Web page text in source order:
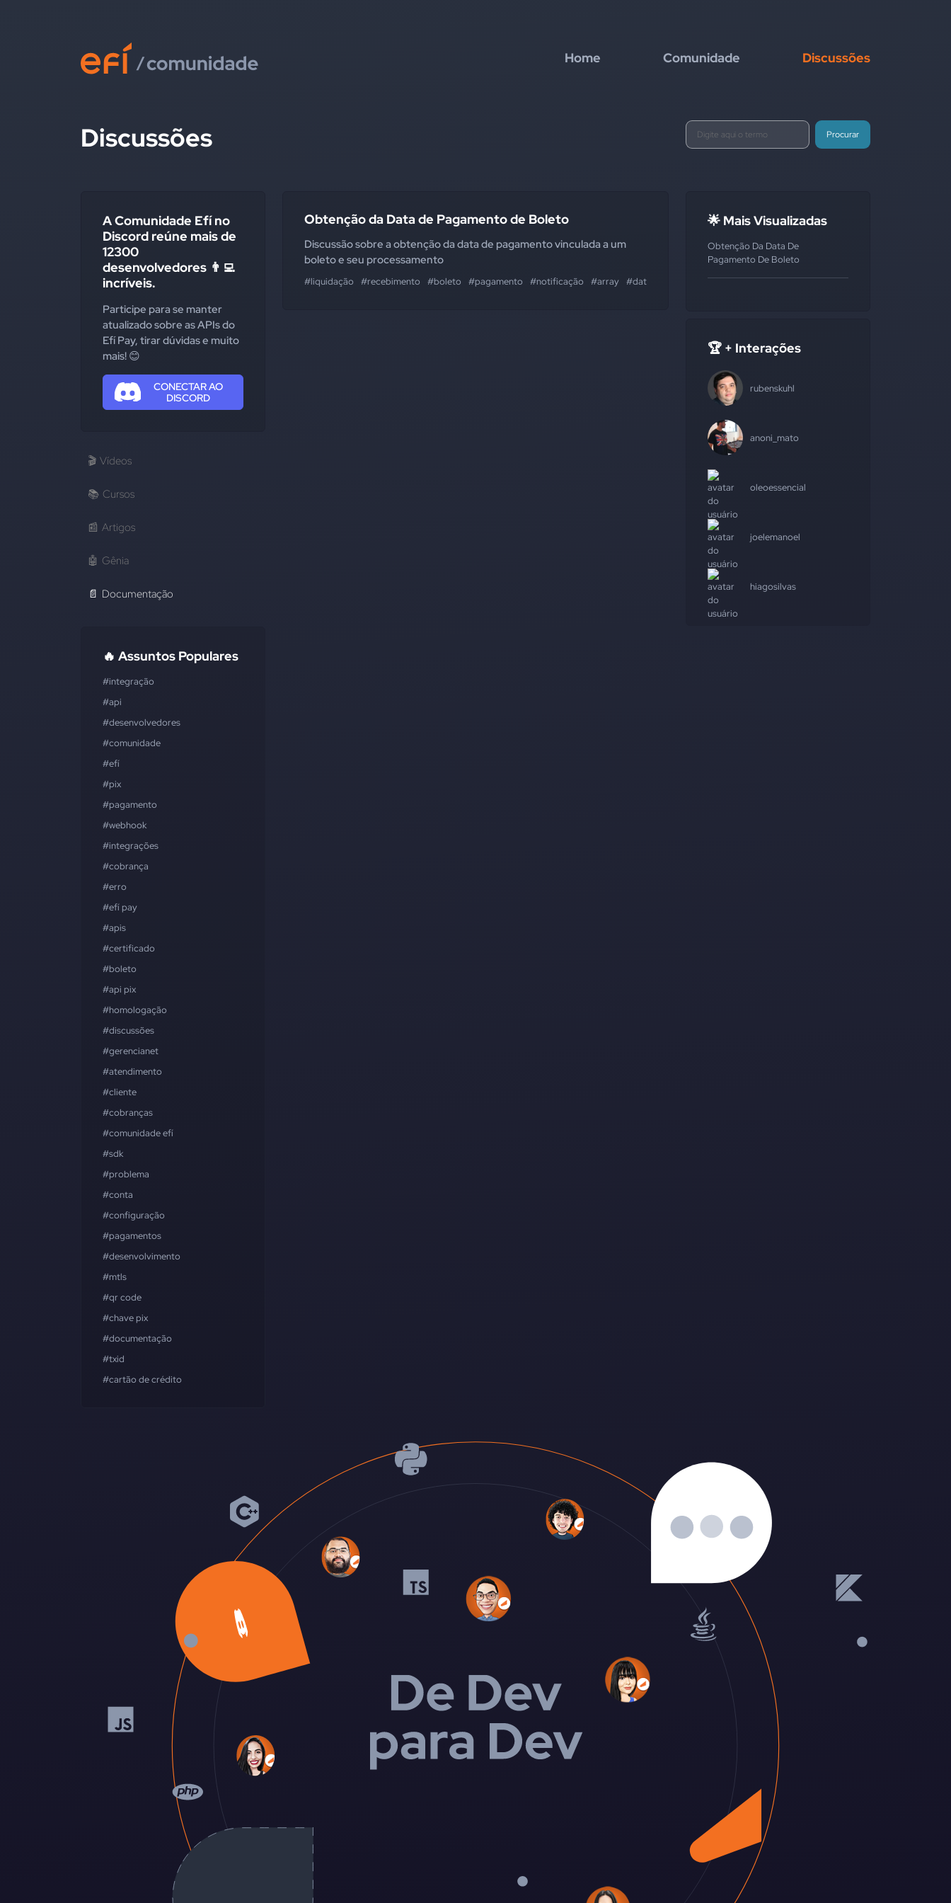
Home Comunidade Discussões
Discussões Procurar
A Comunidade Efí no
Discord reúne mais de
12300
desenvolvedores 👨‍💻
incríveis.
Participe para se manter
atualizado sobre as APIs do
Efí Pay, tirar dúvidas e muito
mais! 😊
CONECTAR AO
DISCORD
🎬 Vídeos
📚 Cursos
📰 Artigos
🤖 Gênia
📄 Documentação
🔥 Assuntos Populares
#integração
#api
#desenvolvedores
#comunidade
#efí
#pix
#pagamento
#webhook
#integrações
#cobrança
#erro
#efí pay
#apis
#certificado
#boleto
#api pix
#homologação
#discussões
#gerencianet
#atendimento
#cliente
#cobranças
#comunidade efí
#sdk
#problema
#conta
#configuração
#pagamentos
#desenvolvimento
#mtls
#qr code
#chave pix
#documentação
#txid
#cartão de crédito
Obtenção da Data de Pagamento de Boleto
Discussão sobre a obtenção da data de pagamento vinculada a um
boleto e seu processamento
#liquidação #recebimento #boleto #pagamento #notificação #array #data #percorrer
🌟 Mais Visualizadas
Obtenção Da Data De
Pagamento De Boleto
🏆 + Interações
rubenskuhl
anoni_mato
oleoessencial
joelemanoel
hiagosilvas